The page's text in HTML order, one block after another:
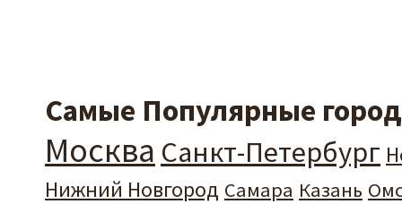
Самые Популярные
Москва Санкт-Петербург
Нижний Новгород Самара Казань